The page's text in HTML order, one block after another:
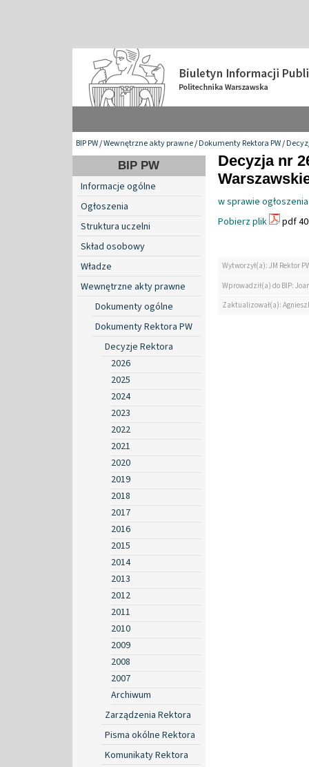
BIP PW/Wewnętrzne akty prawne/Dokumenty Rektora PW/
BIP PW
Informacje ogólne
Ogłoszenia
Struktura uczelni
Skład osobowy
Władze
Wewnętrzne akty prawne
Dokumenty ogólne
Dokumenty Rektora PW
Decyzje Rektora
2026
2025
2024
2023
2022
2021
2020
2019
2018
2017
2016
2015
2014
2013
2012
2011
2010
2009
2008
2007
Archiwum
Zarządzenia Rektora
Pisma okólne Rektora
Komunikaty Rektora
Decyzja nr
w sprawie
Pobierz plik
pdf
Wytworzył(a): JM Rektor
Wprowadził(a) do BIP:
Zaktualizował(a):